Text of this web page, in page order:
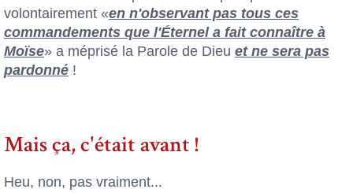
volontairement «en n'observant pas tous ces
commandements que l'Éternel a fait connaître à
Moïse» a méprisé la Parole de Dieu et ne sera pas
pardonné !
Mais ça, c'était avant !
Heu, non, pas vraiment...